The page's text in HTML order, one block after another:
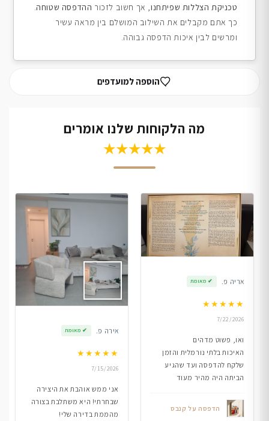
טכניקת הצללות שפיתחנו, אך חשוב לזכור ההדפסה שטוחה.
כך אתם מקבלים את השילוב המושלם בין מראה עשיר
ומרשים לבין איכות הדפסה גבוהה.
הוספה למועדפים
מה הלקוחות שלנו אומרים
★★★★★
אריה פ. ✔ מאומת
★★★★★
7/22/2026
ואו, פשוט מדהים
האיכות בלתי נורמלית והזמן
שלקח להדפסה ועד שהגיע
הביתה היה מהיר מעוד
הדפסה על קנבס
אירה פ. ✔ מאומת
★★★★★
7/15/2026
אני ממש אוהבת את היצירה
שבחרתי! היא משתלבת בצורה
מהממת בדירה שלי!